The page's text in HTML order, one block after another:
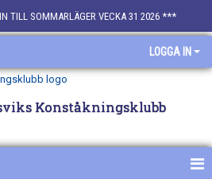
TILL SOMMARLÄGER VECKA 31 2026 ***
LOGGA IN
Konståkningsklubb